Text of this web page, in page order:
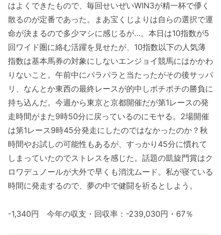
はよくできたもので、毎回せいぜいWIN3が精一杯で儚く
散るのが定番であった。まあ宝くじよりは自らの選択で運
命が決まるので多少マシに感じるが…。本日は10指数が5
回ワイド圏に絡む活躍を見せたが、10指数以下の人気薄
指数は基本馬券の対象にしないエンジョイ競馬にはかかわ
りないこと。午前中にパラパラと当たったがその後サッパ
リ、なんとか東西の最終レースが的中しボチボチの勝負に
持ち込んだ。今週から東京と京都開催だが第1レースの発
走時間がまた9時50分に戻っているのにモヤる。2場開催
は第1レース9時45分発走にしたのではなかったのか？秋
時間やお試しの可能性もあるが、すっかり45分に慣れて
しまっていたのでストレスを感じた。話題の凱旋門賞はク
ロワデュノールが大外で早くも消沈ムード。私が寝ている
時間に発走するので、夢の中で健闘を祈るとしよう。
-1,340円 今年の収支・回収率：-239,030円・67％